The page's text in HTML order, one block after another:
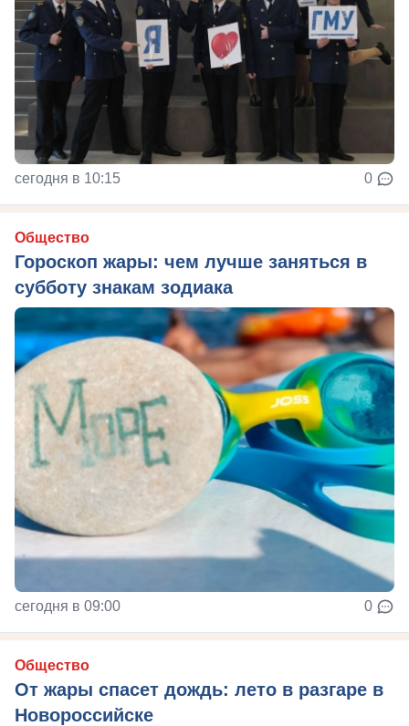
сегодня в 10:15 0
Общество
Гороскоп жары: чем лучше заняться в
субботу знакам зодиака
сегодня в 09:00 0
Общество
От жары спасет дождь: лето в разгаре в
Новороссийске